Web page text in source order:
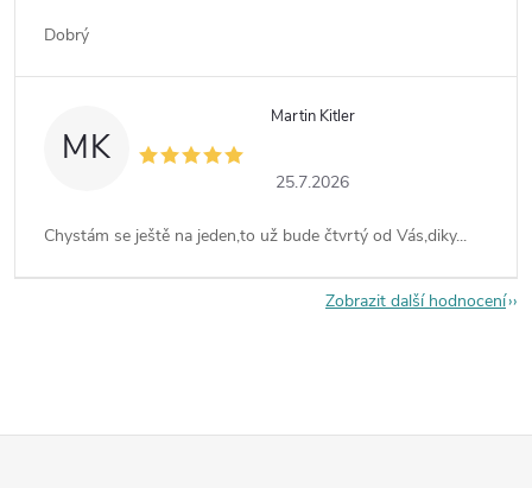
Dobrý
MK
Martin Kitler
25.7.2026
Chystám se ještě na jeden,to už bude čtvrtý od Vás,diky...
Zobrazit další hodnocení